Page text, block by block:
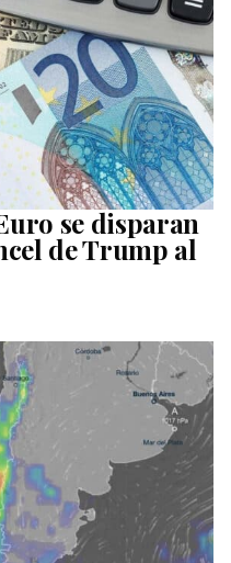
se disparan
de Trump al